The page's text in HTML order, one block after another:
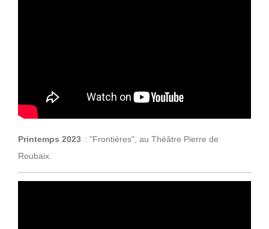
Printemps 2023 : "Frontières", au Théâtre Pierre de
Roubaix.